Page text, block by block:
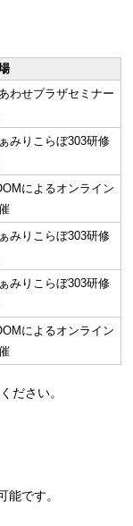
わせプラザセミナー
みりこらぼ303研修
によるオンライン
みりこらぼ303研修
みりこらぼ303研修
によるオンライン
ださい。
能です。